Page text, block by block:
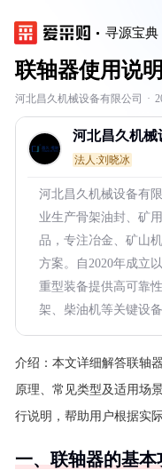
寻源宝典
联轴器使用说
河北昌久机械设备有限公司 ·
河北昌久机械
法人:刘晓冰
河北昌久机械设备有
业生产骨架油封、矿
品，专注冶金、矿山
方案。自2020年成立
重型装备提供高可靠
架、柴油机等关键设
介绍： 本文详细解答联轴
原理、常见类型及适用场
行说明，帮助用户根据实
一、联轴器的基本